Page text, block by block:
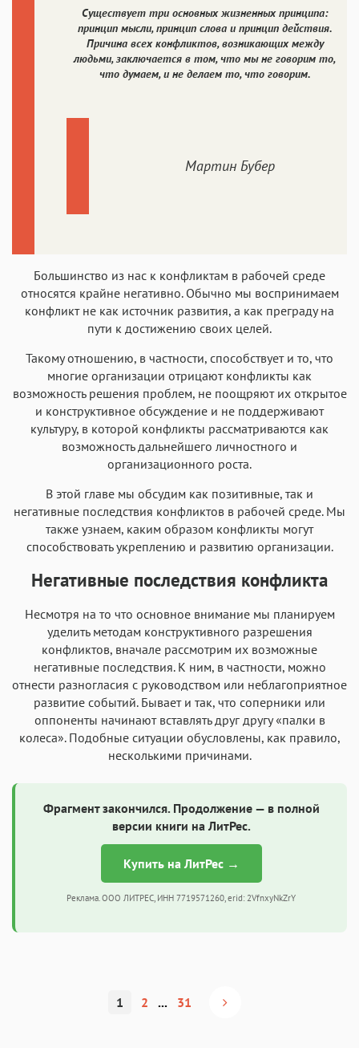
Существует три основных жизненных принципа:
принцип мысли, принцип слова и принцип действия.
Причина всех конфликтов, возникающих между
людьми, заключается в том, что мы не говорим то,
что думаем, и не делаем то, что говорим.
Мартин Бубер
Большинство из нас к конфликтам в рабочей среде
относятся крайне негативно. Обычно мы воспринимаем
конфликт не как источник развития, а как преграду на
пути к достижению своих целей.
Такому отношению, в частности, способствует и то, что
многие организации отрицают конфликты как
возможность решения проблем, не поощряют их открытое
и конструктивное обсуждение и не поддерживают
культуру, в которой конфликты рассматриваются как
возможность дальнейшего личностного и
организационного роста.
В этой главе мы обсудим как позитивные, так и
негативные последствия конфликтов в рабочей среде. Мы
также узнаем, каким образом конфликты могут
способствовать укреплению и развитию организации.
Негативные последствия конфликта
Несмотря на то что основное внимание мы планируем
уделить методам конструктивного разрешения
конфликтов, вначале рассмотрим их возможные
негативные последствия. К ним, в частности, можно
отнести разногласия с руководством или неблагоприятное
развитие событий. Бывает и так, что соперники или
оппоненты начинают вставлять друг другу «палки в
колеса». Подобные ситуации обусловлены, как правило,
несколькими причинами.
Фрагмент закончился. Продолжение — в полной
версии книги на ЛитРес.
Купить на ЛитРес →
Реклама. ООО ЛИТРЕС, ИНН 7719571260, erid: 2VfnxyNkZrY
1 2 ... 31